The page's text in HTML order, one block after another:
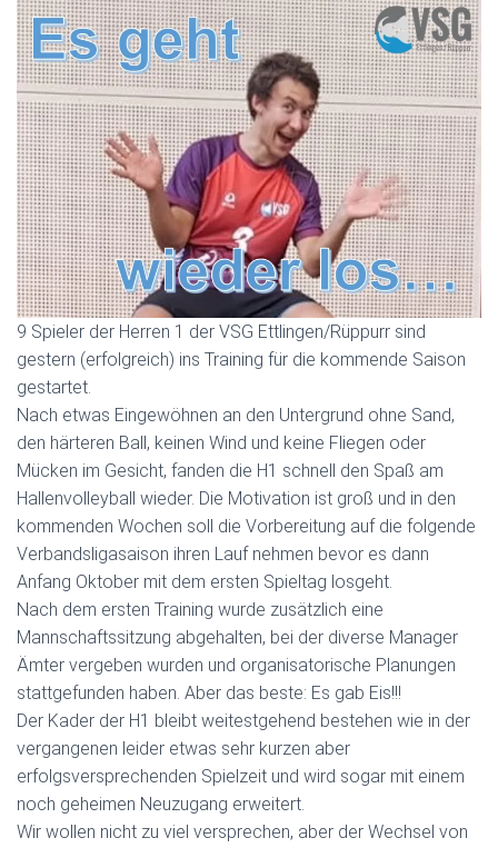
9 Spieler der Herren 1 der VSG Ettlingen/Rüppurr sind
gestern (erfolgreich) ins Training für die kommende Saison
gestartet.
Nach etwas Eingewöhnen an den Untergrund ohne Sand,
den härteren Ball, keinen Wind und keine Fliegen oder
Mücken im Gesicht, fanden die H1 schnell den Spaß am
Hallenvolleyball wieder. Die Motivation ist groß und in den
kommenden Wochen soll die Vorbereitung auf die folgende
Verbandsligasaison ihren Lauf nehmen bevor es dann
Anfang Oktober mit dem ersten Spieltag losgeht.
Nach dem ersten Training wurde zusätzlich eine
Mannschaftssitzung abgehalten, bei der diverse Manager
Ämter vergeben wurden und organisatorische Planungen
stattgefunden haben. Aber das beste: Es gab Eis!!!
Der Kader der H1 bleibt weitestgehend bestehen wie in der
vergangenen leider etwas sehr kurzen aber
erfolgsversprechenden Spielzeit und wird sogar mit einem
noch geheimen Neuzugang erweitert.
Wir wollen nicht zu viel versprechen, aber der Wechsel von